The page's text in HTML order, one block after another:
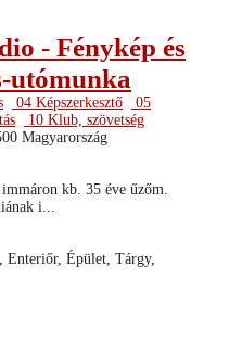
- Fénykép és
utómunka
04 Képszerkesztő
05
10 Klub, szövetség
Magyarország
kb. 35 éve űzőm.
i...
Épület, Tárgy,